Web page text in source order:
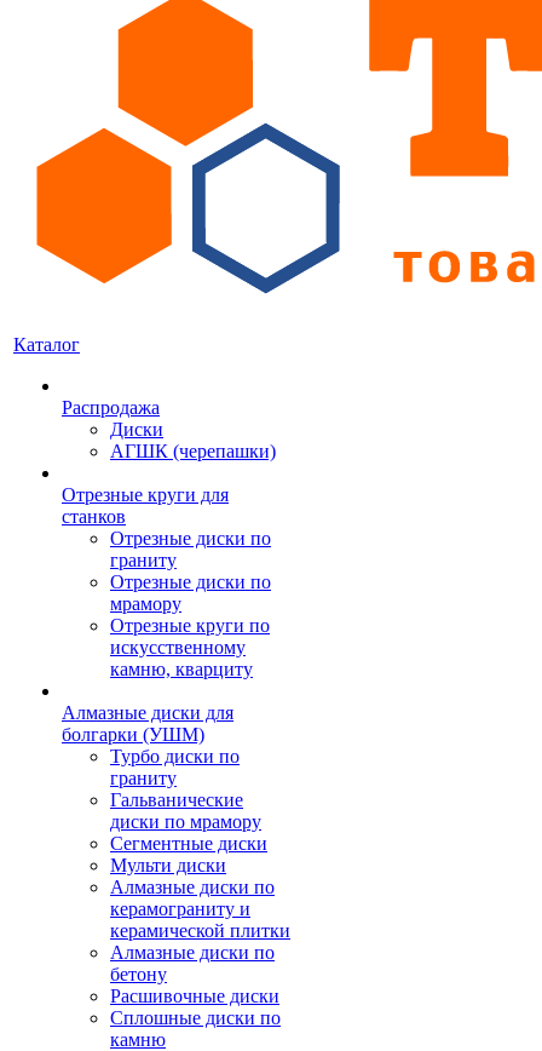
Каталог
Распродажа
Диски
АГШК (черепашки)
Отрезные круги для
станков
Отрезные диски по
граниту
Отрезные диски по
мрамору
Отрезные круги по
искусственному
камню, кварциту
Алмазные диски для
болгарки (УШМ)
Турбо диски по
граниту
Гальванические
диски по мрамору
Сегментные диски
Мульти диски
Алмазные диски по
керамограниту и
керамической плитки
Алмазные диски по
бетону
Расшивочные диски
Сплошные диски по
камню